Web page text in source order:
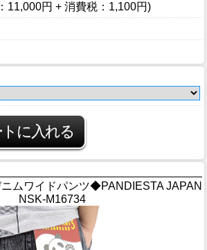
11,000円 + 消費税：1,100円)
ムワイドパンツ◆PANDIESTA JAPAN
NSK-M16734